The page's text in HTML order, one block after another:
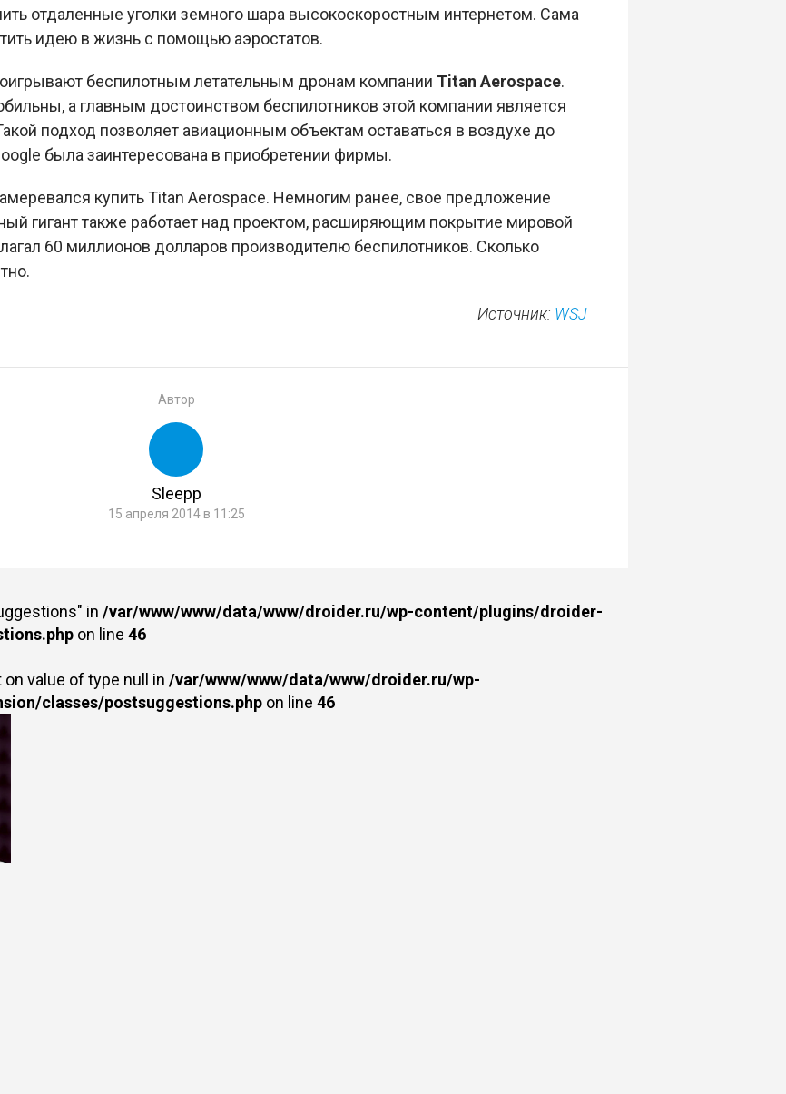
отдаленные уголки земного шара высокоскоростным интернетом. Сама
идею в жизнь с помощью аэростатов.
беспилотным летательным дронам компании Titan Aerospace.
а главным достоинством беспилотников этой компании является
подход позволяет авиационным объектам оставаться в воздухе до
была заинтересована в приобретении фирмы.
купить Titan Aerospace. Немногим ранее, свое предложение
гигант также работает над проектом, расширяющим покрытие мировой
60 миллионов долларов производителю беспилотников. Сколько
Источник: WSJ
Автор
Sleepp
15 апреля 2014 в 11:25
in /var/www/www/data/www/droider.ru/wp-content/plugins/droider-
on line 46
value of type null in /var/www/www/data/www/droider.ru/wp-
classes/postsuggestions.phpon line 46